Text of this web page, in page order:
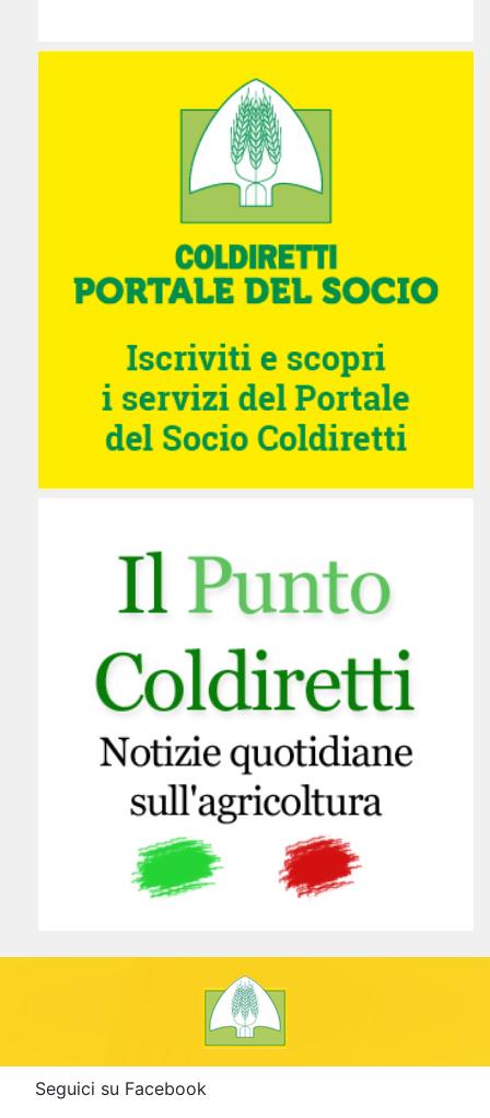
Seguici su Facebook